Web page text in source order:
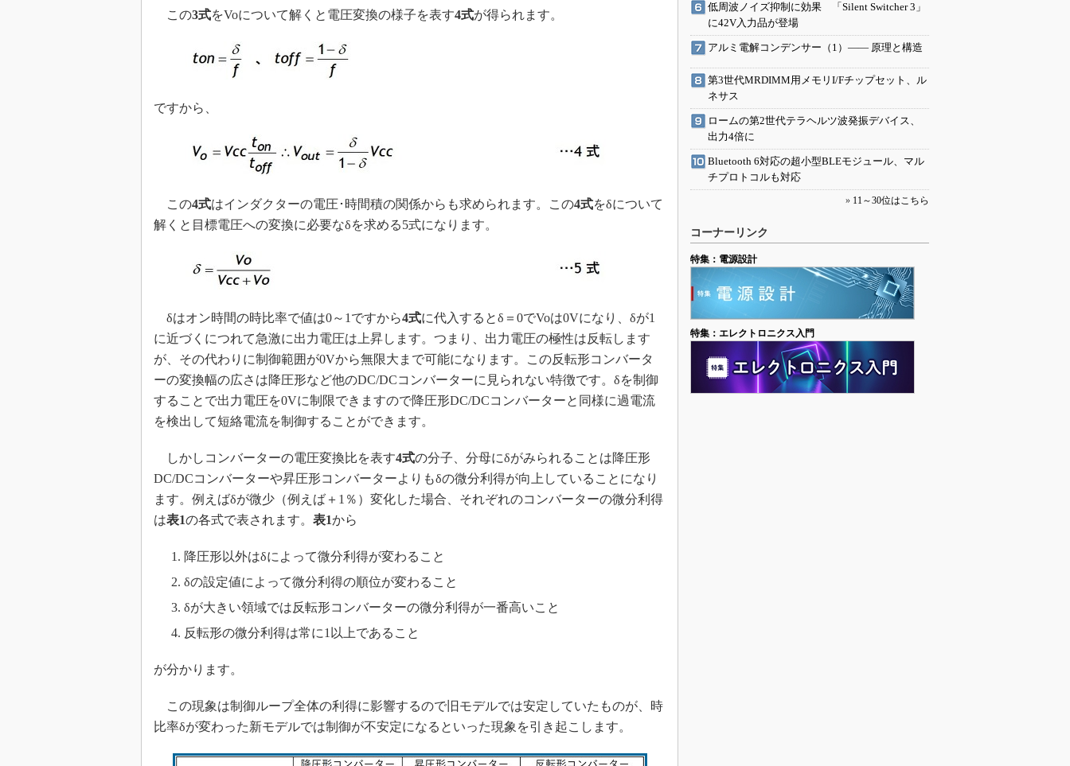
この3式をVoについて解くと電圧変換の様子を表す4式が得られます。
ですから、
この4式はインダクターの電圧･時間積の関係からも求められます。この4式をδについて
解くと目標電圧への変換に必要なδを求める5式になります。
δはオン時間の時比率で値は0～1ですから4式に代入するとδ＝0でVoは0Vになり、δが1
に近づくにつれて急激に出力電圧は上昇します。つまり、出力電圧の極性は反転します
が、その代わりに制御範囲が0Vから無限大まで可能になります。この反転形コンバータ
ーの変換幅の広さは降圧形など他のDC/DCコンバーターに見られない特徴です。δを制御
することで出力電圧を0Vに制限できますので降圧形DC/DCコンバーターと同様に過電流
を検出して短絡電流を制御することができます。
しかしコンバーターの電圧変換比を表す4式の分子、分母にδがみられることは降圧形
DC/DCコンバーターや昇圧形コンバーターよりもδの微分利得が向上していることになり
ます。例えばδが微少（例えば＋1％）変化した場合、それぞれのコンバーターの微分利得
は表1の各式で表されます。 表1から
降圧形以外はδによって微分利得が変わること
δの設定値によって微分利得の順位が変わること
δが大きい領域では反転形コンバーターの微分利得が一番高いこと
反転形の微分利得は常に1以上であること
が分かります。
この現象は制御ループ全体の利得に影響するので旧モデルでは安定していたものが、時
比率δが変わった新モデルでは制御が不安定になるといった現象を引き起こします。
低周波ノイズ抑制に効果 「Silent Switcher 3」
に42V入力品が登場
アルミ電解コンデンサー（1）―― 原理と構造
第3世代MRDIMM用メモリI/Fチップセット、ル
ネサス
ロームの第2世代テラヘルツ波発振デバイス、
出力4倍に
Bluetooth 6対応の超小型BLEモジュール、マル
チプロトコルも対応
» 11～30位はこちら
コーナーリンク
特集：電源設計
特集：エレクトロニクス入門